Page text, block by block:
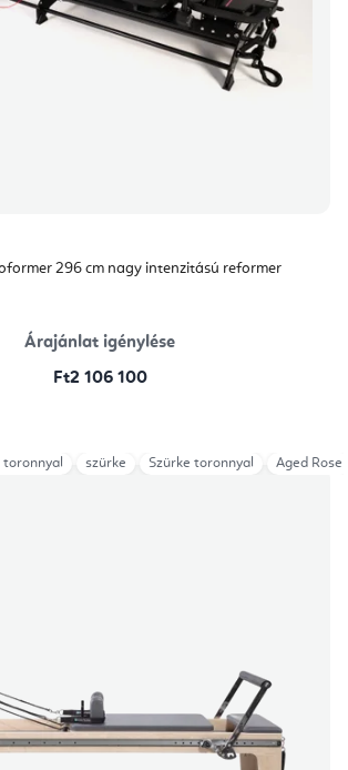
296 cm nagy intenzitású reformer
Árajánlat igénylése
Ft2 106 100
toronnyal szürke Szürke toronnyal Aged Rose